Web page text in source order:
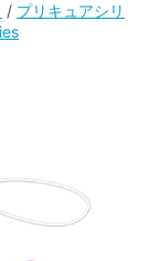
/ プリキュアシリ